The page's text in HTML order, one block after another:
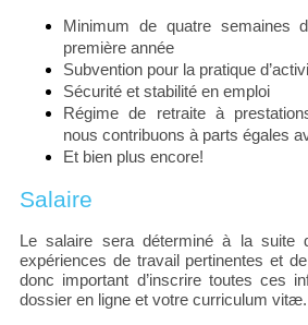
Minimum de quatre semaines
première année
Subvention pour la pratique
Sécurité et stabilité en emploi
Régime de retraite à
nous contribuons à parts égales
Et bien plus encore!
Salaire
Le salaire sera déterminé à la suite
expériences de travail pertinentes et
donc important d’inscrire toutes ces
dossier en ligne et votre curriculum vitæ.